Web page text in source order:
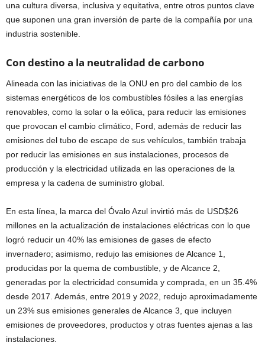
una cultura diversa, inclusiva y equitativa, entre otros puntos clave
que suponen una gran inversión de parte de la compañía por una
industria sostenible.
Con destino a la neutralidad de carbono
Alineada con las iniciativas de la ONU en pro del cambio de los
sistemas energéticos de los combustibles fósiles a las energías
renovables, como la solar o la eólica, para reducir las emisiones
que provocan el cambio climático, Ford, además de reducir las
emisiones del tubo de escape de sus vehículos, también trabaja
por reducir las emisiones en sus instalaciones, procesos de
producción y la electricidad utilizada en las operaciones de la
empresa y la cadena de suministro global.
En esta línea, la marca del Óvalo Azul invirtió más de USD$26
millones en la actualización de instalaciones eléctricas con lo que
logró reducir un 40% las emisiones de gases de efecto
invernadero; asimismo, redujo las emisiones de Alcance 1,
producidas por la quema de combustible, y de Alcance 2,
generadas por la electricidad consumida y comprada, en un 35.4%
desde 2017. Además, entre 2019 y 2022, redujo aproximadamente
un 23% sus emisiones generales de Alcance 3, que incluyen
emisiones de proveedores, productos y otras fuentes ajenas a las
instalaciones.